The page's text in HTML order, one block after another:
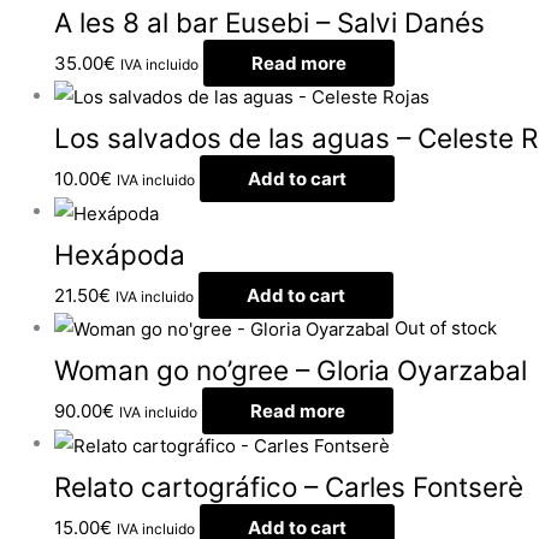
A les 8 al bar Eusebi – Salvi Danés
35.00€ IVA incluido Read more
Los salvados de las aguas – Celeste
10.00€ IVA incluido Add to cart
Hexápoda
21.50€ IVA incluido
Add to cart
Out of stock
Woman go no’gree – Gloria Oyarzabal
90.00€ IVA incluido Read more
Relato cartográfico – Carles Fontserè
15.00€ IVA incluido Add to cart